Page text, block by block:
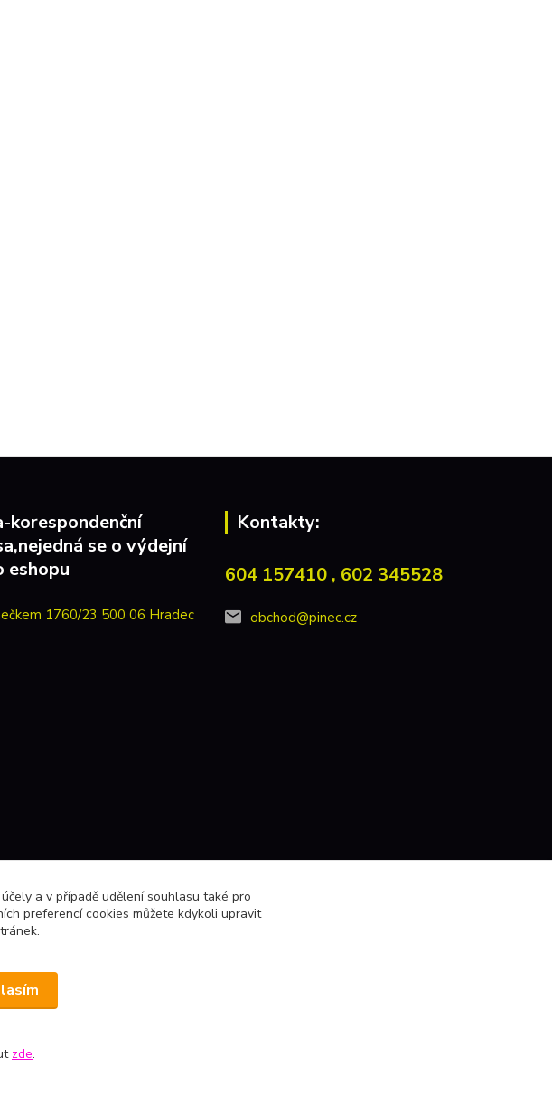
korespondenční
se o výdejní
eshopu
1760/23 500 06 Hradec
Kontakty:
604 157410 , 602 345528
obchod@pinec.cz
a v případě udělení souhlasu také pro
preferencí cookies můžete kdykoli upravit
zde.